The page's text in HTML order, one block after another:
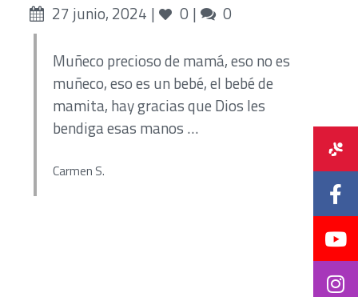
Posted
on
27 junio, 2024 Likes
0 Comments
0
Muñeco precioso de mamá, eso no es
muñeco, eso es un bebé, el bebé de
mamita, hay gracias que Dios les
bendiga esas manos …
Carmen S.